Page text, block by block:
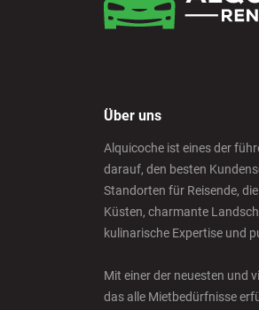
Über uns
Alquicoche ist eines der
darauf, den besten
Standorten für Reisende,
Küsten, charmante
kulinarische Expertise und
Mit einer der neuesten und
das alle Mietbedürfnisse